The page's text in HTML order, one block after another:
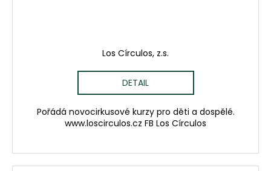
Los Círculos, z.s.
DETAIL
Pořádá novocirkusové kurzy pro děti a dospělé.
www.loscirculos.cz FB Los Círculos